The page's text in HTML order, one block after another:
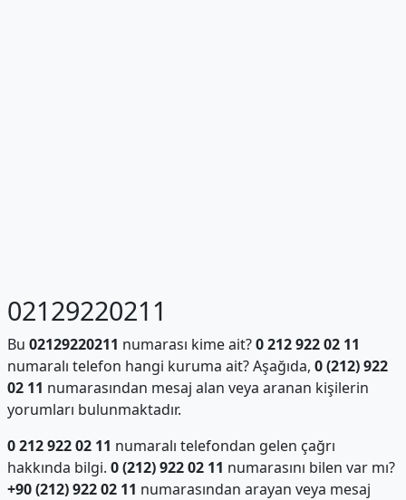
02129220211
Bu 02129220211 numarası kime ait?0 212 922 02 11
numaralı telefon hangi kuruma ait? Aşağıda, 0 (212) 922
02 11 numarasından mesaj alan veya aranan kişilerin
yorumları bulunmaktadır.
0 212 922 02 11 numaralı telefondan gelen çağrı
hakkında bilgi. 0 (212) 922 02 11 numarasını bilen var mı?
+90 (212) 922 02 11 numarasından arayan veya mesaj